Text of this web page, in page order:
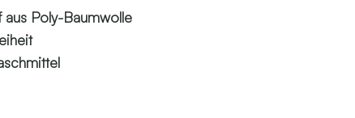
Poly-Baumwolle